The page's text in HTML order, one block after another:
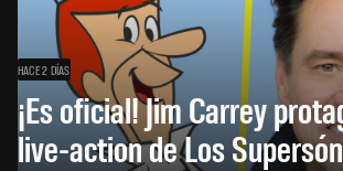
HACE 2 DÍAS
¡Es oficial! Jim Carrey
live-action de Los